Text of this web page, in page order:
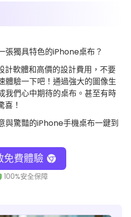
張獨具特色的iPhone桌布？
計軟體和高價的設計費用，不要
驗一下吧！通過強大的圖像生
我們心中期待的桌布。甚至有時
！
驚豔的iPhone手機桌布一鍵到
免費體驗